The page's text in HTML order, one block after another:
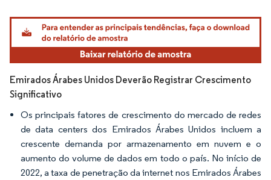
Imagem © Mordor Intelligence. O reuso requer atribuição conforme CC BY 4.0.
Emirados Árabes Unidos Deverão Registrar Crescimento
Significativo
Os principais fatores de crescimento do mercado de redes
de data centers dos Emirados Árabes Unidos incluem a
crescente demanda por armazenamento em nuvem e o
aumento do volume de dados em todo o país. No início de
2022, a taxa de penetração da internet nos Emirados Árabes